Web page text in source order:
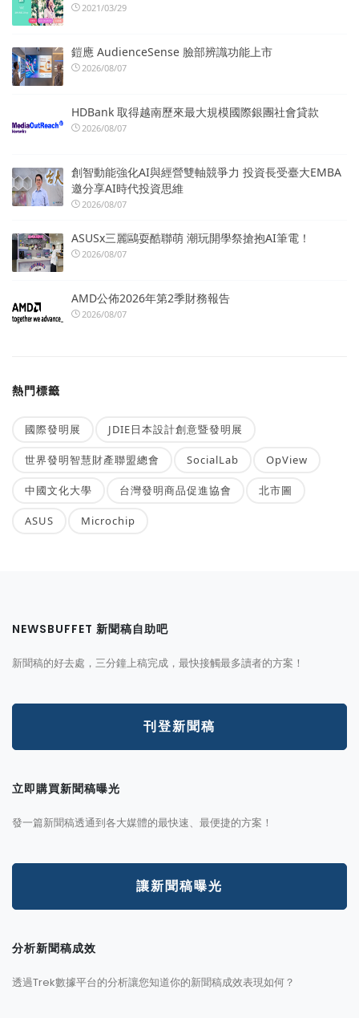
2021/03/29
鎧應 AudienceSense 臉部辨識功能上市
2026/08/07
HDBank 取得越南歷來最大規模國際銀團社會貸款
2026/08/07
創智動能強化AI與經營雙軸競爭力 投資長受臺大EMBA
邀分享AI時代投資思維
2026/08/07
ASUSx三麗鷗耍酷聯萌 潮玩開學祭搶抱AI筆電！
2026/08/07
AMD公佈2026年第2季財務報告
2026/08/07
熱門標籤
國際發明展 JDIE日本設計創意暨發明展
世界發明智慧財產聯盟總會 SocialLab OpView
中國文化大學 台灣發明商品促進協會 北市圖
ASUS Microchip
NEWSBUFFET 新聞稿自助吧
新聞稿的好去處，三分鐘上稿完成，最快接觸最多讀者的方案！
刊登新聞稿
立即購買新聞稿曝光
發一篇新聞稿透通到各大媒體的最快速、最便捷的方案！
讓新聞稿曝光
分析新聞稿成效
透過Trek數據平台的分析讓您知道你的新聞稿成效表現如何？